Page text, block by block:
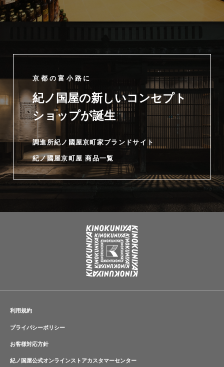
京都の富小路に
紀ノ国屋の新しいコンセプト
ショップが誕生
調進所紀ノ國屋京町家ブランドサイト
紀ノ國屋京町屋 商品一覧
利用規約
プライバシーポリシー
お客様対応方針
紀ノ国屋公式オンラインストアカスタマーセンター